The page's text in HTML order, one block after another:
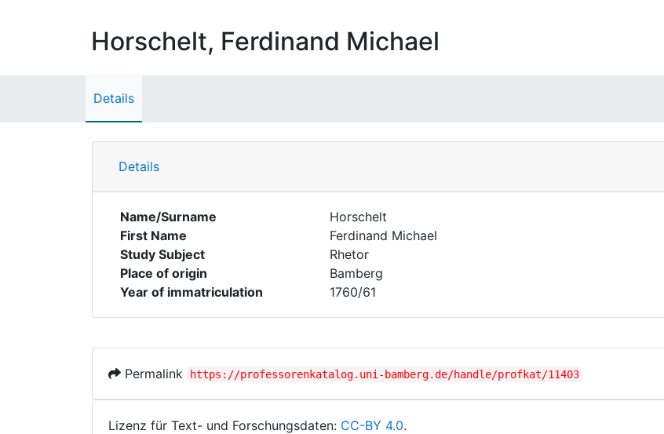
Horschelt, Ferdinand Michael
Details
Details
Name/Surname
Horschelt
First Name
Ferdinand Michael
Study Subject
Rhetor
Place of origin
Bamberg
Year of immatriculation
1760/61
Permalink https://professorenkatalog.uni-bamberg.de/handle/profkat/11403
Lizenz für Text- und Forschungsdaten: CC-BY 4.0.